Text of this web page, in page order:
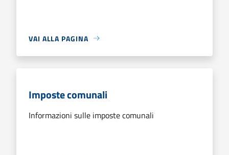
VAI ALLA PAGINA
Imposte comunali
Informazioni sulle imposte comunali